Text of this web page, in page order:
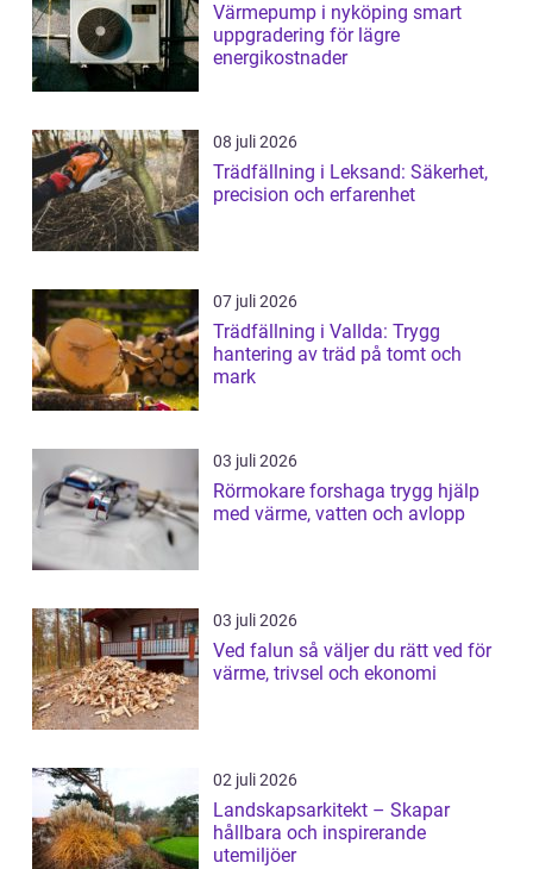
Värmepump i nyköping smart
uppgradering för lägre
energikostnader
08 juli 2026
Trädfällning i Leksand: Säkerhet,
precision och erfarenhet
07 juli 2026
Trädfällning i Vallda: Trygg
hantering av träd på tomt och
mark
03 juli 2026
Rörmokare forshaga trygg hjälp
med värme, vatten och avlopp
03 juli 2026
Ved falun så väljer du rätt ved för
värme, trivsel och ekonomi
02 juli 2026
Landskapsarkitekt – Skapar
hållbara och inspirerande
utemiljöer